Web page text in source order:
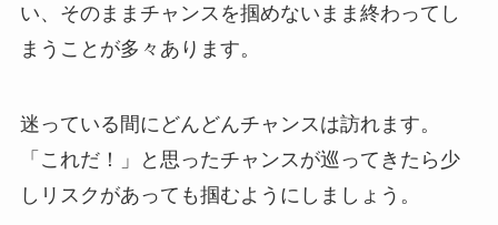
い、そのままチャンスを掴めないまま終わってし
まうことが多々あります。
迷っている間にどんどんチャンスは訪れます。
「これだ！」と思ったチャンスが巡ってきたら少
しリスクがあっても掴むようにしましょう。